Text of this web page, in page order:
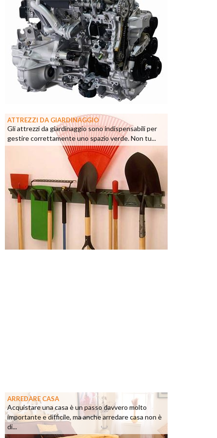
ATTREZZI DA GIARDINAGGIO
Gli attrezzi da giardinaggio sono indispensabili per
gestire correttamente uno spazio verde. Non tu...
ARREDARE CASA
Acquistare una casa è un passo davvero molto
importante e difficile, ma anche arredare casa non è
di...